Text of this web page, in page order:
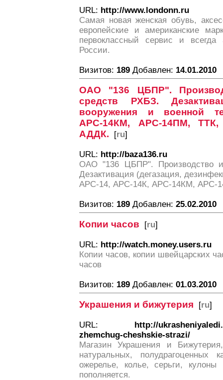
URL: http://www.londonn.ru
Самая новая женская обувь,
европейские и американские
первоклассный сервис и
России.
Визитов: 189 Добавлен: 14.01.2010
ОАО "136 ЦБПР".
средств РХБЗ.
вооружения и военной
АРС-14КМ, АРС-14ПМ,
АДДК. [ru]
URL: http://baza136.ru
ОАО "136 ЦБПР". Производство
Дезактивация (дегазация,
АРС-14, АРС-14К, АРС-14КМ,
Визитов: 189 Добавлен: 25.02.2010
Копии часов [ru]
URL: http://watch.money.users.ru
Копии часов, копии швейцарских
часов
Визитов: 189 Добавлен: 01.03.2010
Украшения и бижутерия [ru]
URL: http://
zhemchug-cheshskie-strazi/
Магазин Украшения и
натуральных, полудрагоценных
ожерелье, колье, серьги,
пополняется.